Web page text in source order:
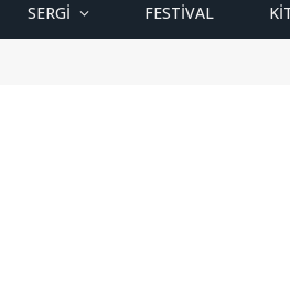
SERGI FESTIVAL